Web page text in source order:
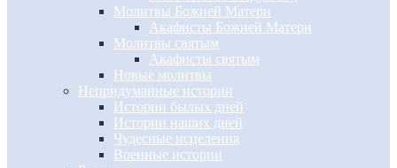
Молитвы Божией Матери
Акафисты Божией Матери
Молитвы святым
Акафисты святым
Новые молитвы
Непридуманные истории
Истории былых дней
Истории наших дней
Чудесные исцеления
Военные истории